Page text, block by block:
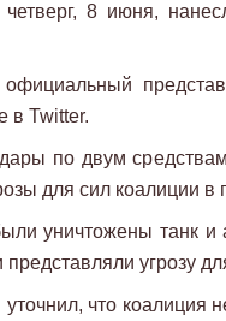
8 июня,
в Twitter.
по двум
для сил коалиции
уничтожены танк и
угрозу
что коалиция